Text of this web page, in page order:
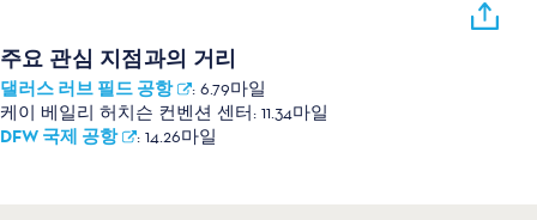
주요 관심 지점과의 거리
댈러스 러브 필드 공항 : 6.79마일
케이 베일리 허치슨 컨벤션 센터: 11.34마일
DFW 국제 공항 : 14.26마일